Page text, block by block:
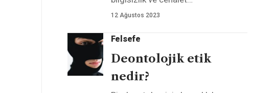
12 Ağustos 2023
Felsefe
Deontolojik etik
nedir?